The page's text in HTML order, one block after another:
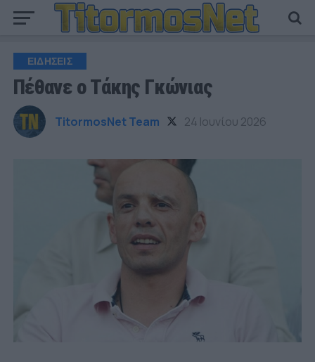
ΕΙΔΗΣΕΙΣ
Πέθανε ο Τάκης Γκώνιας
TitormosNet Team 24 Ιουνίου 2026